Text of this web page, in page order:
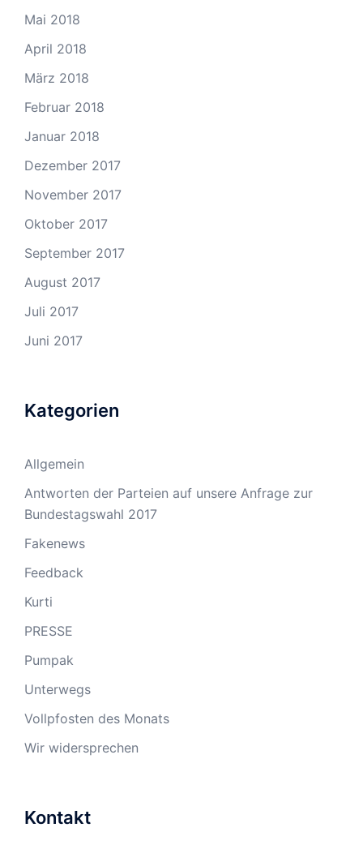
Mai 2018
April 2018
März 2018
Februar 2018
Januar 2018
Dezember 2017
November 2017
Oktober 2017
September 2017
August 2017
Juli 2017
Juni 2017
Kategorien
Allgemein
Antworten der Parteien auf unsere Anfrage zur
Bundestagswahl 2017
Fakenews
Feedback
Kurti
PRESSE
Pumpak
Unterwegs
Vollpfosten des Monats
Wir widersprechen
Kontakt